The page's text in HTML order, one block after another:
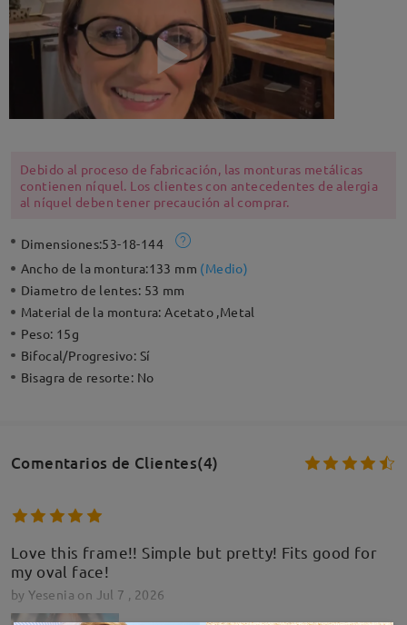
Debido al proceso de fabricación, las monturas metálicas
contienen níquel. Los clientes con antecedentes de alergia
al níquel deben tener precaución al comprar.
Dimensiones:53-18-144
Ancho de la montura:133 mm (Medio)
Diametro de lentes: 53 mm
Material de la montura:Acetato ,Metal
Peso: 15g
Bifocal/Progresivo: Sí
Bisagra de resorte: No
Comentarios de Clientes(4)
Love this frame!! Simple but pretty! Fits good for
my oval face!
by Yesenia on Jul 7 , 2026